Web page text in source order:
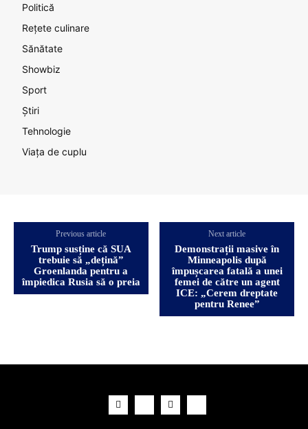
Politică
Rețete culinare
Sănătate
Showbiz
Sport
Știri
Tehnologie
Viața de cuplu
Previous article
Trump susține că SUA
trebuie să „dețină”
Groenlanda pentru a
împiedica Rusia să o preia
Next article
Demonstrații masive în
Minneapolis după
împușcarea fatală a unei
femei de către un agent
ICE: „Cerem dreptate
pentru Renee”